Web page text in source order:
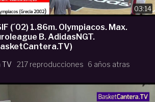
03:14
(´02) 1.86m. Olympiacos. Max.
B. AdidasNGT.
TV 217 reproducciones 6 años atras